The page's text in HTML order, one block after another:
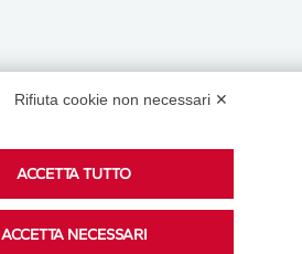
Podcast
Rifiuta cookie non necessari ✕
ACCETTA TUTTO
ACCETTA NECESSARI